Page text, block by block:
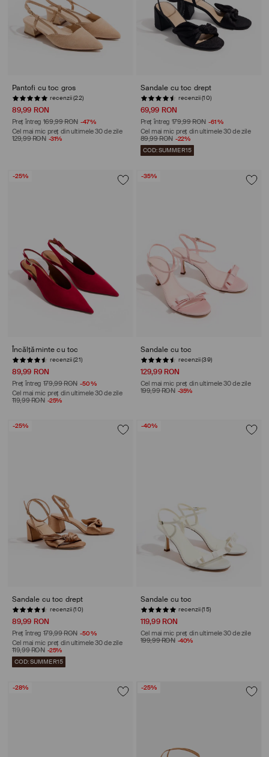
Pantofi cu toc gros
recenzii (22)
89,99 RON
Preț întreg 169,99 RON -47%
Cel mai mic preț din ultimele 30 de zile
129,99 RON -31%
Sandale cu toc drept
recenzii (10)
69,99 RON
Preț întreg 179,99 RON -61%
Cel mai mic preț din ultimele 30 de zile
89,99 RON -22%
COD: SUMMER15
-25%
Încălțăminte cu toc
recenzii (21)
89,99 RON
Preț întreg 179,99 RON -50%
Cel mai mic preț din ultimele 30 de zile
119,99 RON -25%
-35%
Sandale cu toc
recenzii (39)
129,99 RON
Cel mai mic preț din ultimele 30 de zile
199,99 RON -35%
-25%
Sandale cu toc drept
recenzii (10)
89,99 RON
Preț întreg 179,99 RON -50%
Cel mai mic preț din ultimele 30 de zile
119,99 RON -25%
COD: SUMMER15
-40%
Sandale cu toc
recenzii (15)
119,99 RON
Cel mai mic preț din ultimele 30 de zile
199,99 RON -40%
-28% -25%